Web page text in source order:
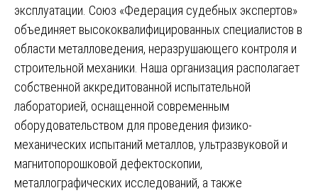
эксплуатации. Союз «Федерация судебных экспертов»
объединяет высококвалифицированных специалистов в
области металловедения, неразрушающего контроля и
строительной механики. Наша организация располагает
собственной аккредитованной испытательной
лабораторией, оснащенной современным
оборудовательством для проведения физико-
механических испытаний металлов, ультразвуковой и
магнитопорошковой дефектоскопии,
металлографических исследований, а также